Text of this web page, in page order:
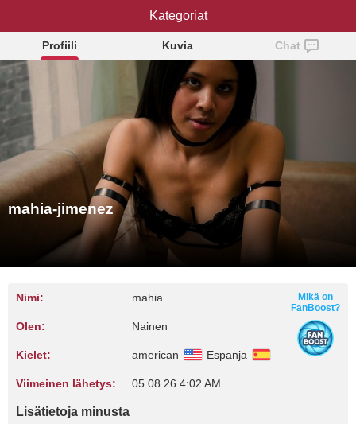
mahia-jimenez
Profiili Kuvia Chat
mahia-jimenez
Nimi: mahia
Olen: Nainen
Kielet: american Espanja
Viimeinen lähetys: 05.08.26 4:02 AM
Mikä on
FanBoost?
Lisätietoja minusta
Kategoriat